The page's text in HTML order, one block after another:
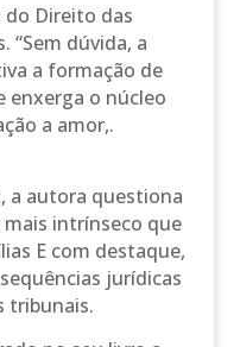
do Direito das
“Sem dúvida, a
a formação de
enxerga o núcleo
a amor,.
a autora questiona
mais intrínseco que
E com destaque,
jurídicas
tribunais.